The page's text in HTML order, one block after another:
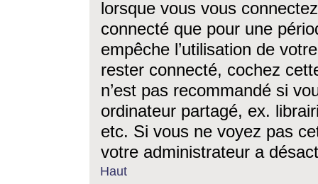
lorsque vous vous
connecté que pour une
empêche l’utilisation de
rester connecté, cochez
n’est pas recommandé si
ordinateur partagé, ex.
etc. Si vous ne voyez pas
votre administrateur a
Haut